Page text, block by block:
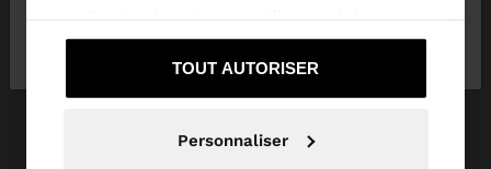
services.
TOUT AUTORISER
Personnaliser